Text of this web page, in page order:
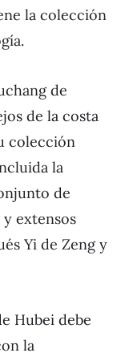
la colección
de
de la costa
colección
la
de
y extensos
Yi de Zeng y
Hubei debe
la